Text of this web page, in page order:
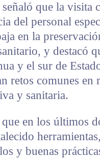
que la visita
del personal
en la
y destacó
y el sur de
retos comunes en
y sanitaria.
en los últimos
herramientas,
y buenas